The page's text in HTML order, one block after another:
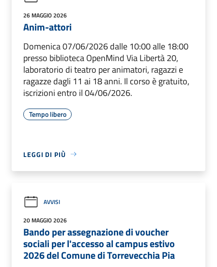
26 MAGGIO 2026
Anim-attori
Domenica 07/06/2026 dalle 10:00 alle 18:00
presso biblioteca OpenMind Via Libertà 20,
laboratorio di teatro per animatori, ragazzi e
ragazze dagli 11 ai 18 anni. Il corso è gratuito,
iscrizioni entro il 04/06/2026.
Tempo libero
LEGGI DI PIÙ
AVVISI
20 MAGGIO 2026
Bando per assegnazione di voucher
sociali per l'accesso al campus estivo
2026 del Comune di Torrevecchia Pia